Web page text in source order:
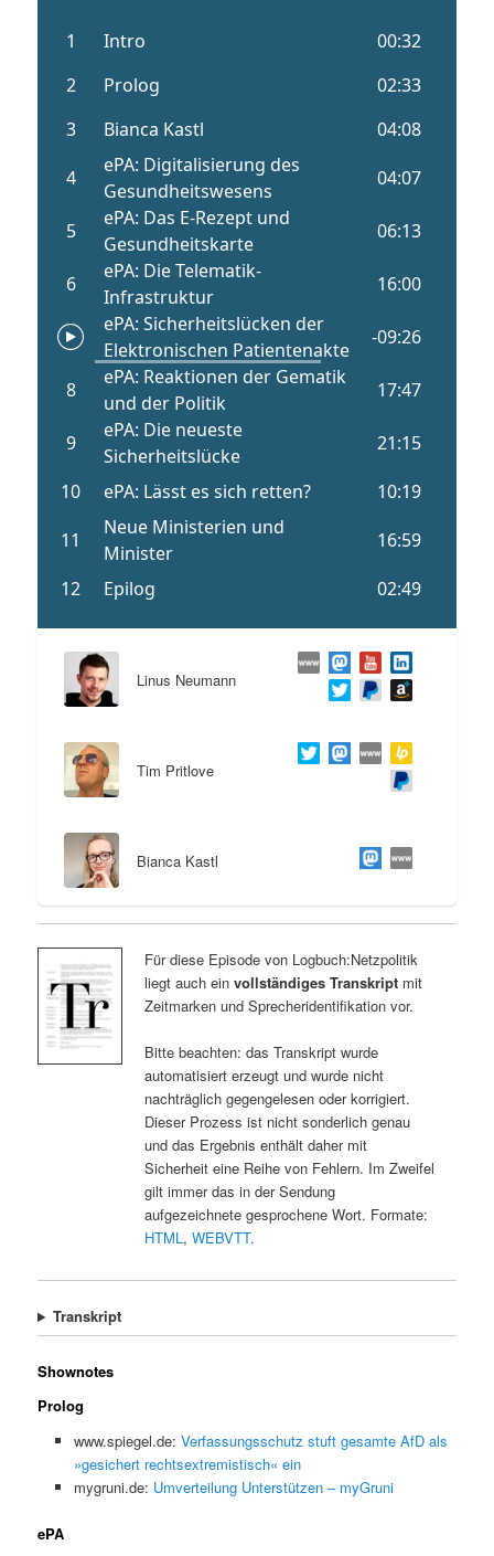
Linus Neumann
Tim Pritlove
Bianca Kastl
Für diese Episode von Logbuch:Netzpolitik
liegt auch ein vollständiges Transkriptmit
Zeitmarken und Sprecheridentifikation vor.
Bitte beachten: das Transkript wurde
automatisiert erzeugt und wurde nicht
nachträglich gegengelesen oder korrigiert.
Dieser Prozess ist nicht sonderlich genau
und das Ergebnis enthält daher mit
Sicherheit eine Reihe von Fehlern. Im Zweifel
gilt immer das in der Sendung
aufgezeichnete gesprochene Wort. Formate:
HTML, WEBVTT.
Transkript
Shownotes
Prolog
www.spiegel.de: Verfassungsschutz stuft gesamte AfD als
»gesichert rechtsextremistisch« ein
mygruni.de: Umverteilung Unterstützen – myGruni
ePA